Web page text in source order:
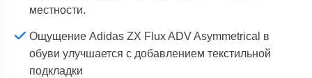
местности.
Ощущение Adidas ZX Flux ADV Asymmetrical в
обуви улучшается с добавлением текстильной
подкладки